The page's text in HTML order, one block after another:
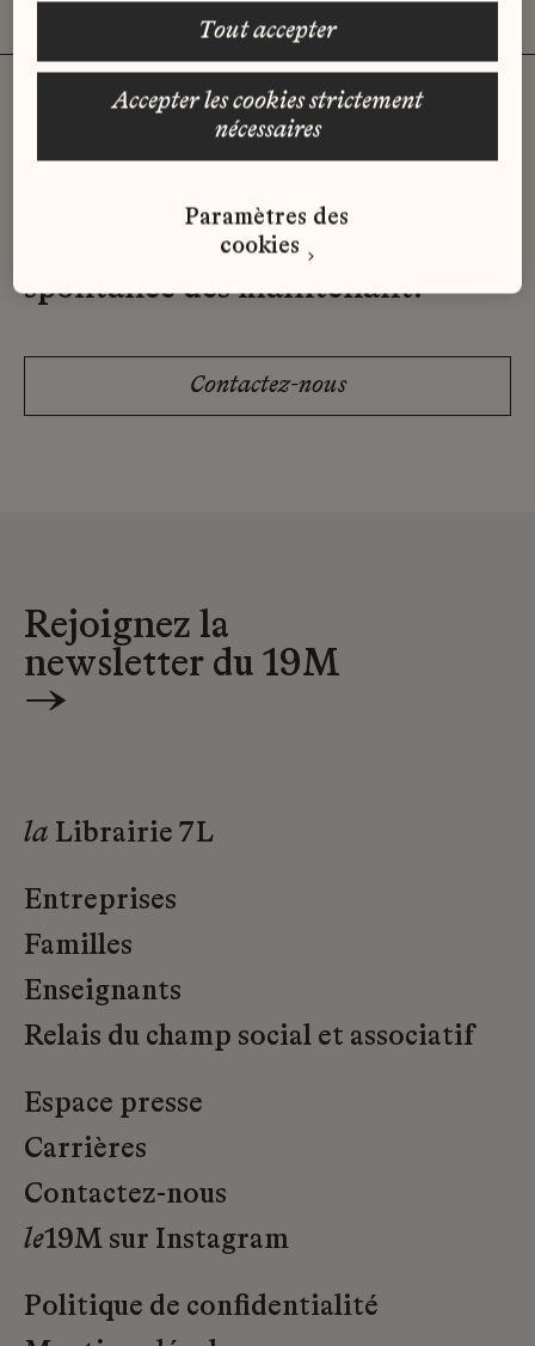
Vous n'avez pas trouvé d'offre
qui correspond à votre profil ?
Envoyez-nous votre candidature
spontanée dès maintenant.
Contactez-nous
Rejoignez la
newsletter du 19M
→
la Librairie 7L
Entreprises
Familles
Enseignants
Relais du champ social et associatif
Espace presse
Carrières
Contactez-nous
le19M sur Instagram
Politique de confidentialité
accepter les cookies strictement
nécessaires
tout accepter
Paramètres des
cookies